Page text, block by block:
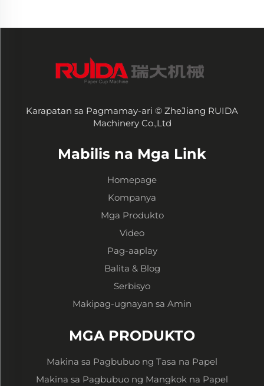
Karapatan sa Pagmamay-ari © ZheJiang RUIDA
Machinery Co.,Ltd
Mabilis na Mga Link
Homepage
Kompanya
Mga Produkto
Video
Pag-aaplay
Balita & Blog
Serbisyo
Makipag-ugnayan sa Amin
MGA PRODUKTO
Makina sa Pagbubuo ng Tasa na Papel
Makina sa Pagbubuo ng Mangkok na Papel